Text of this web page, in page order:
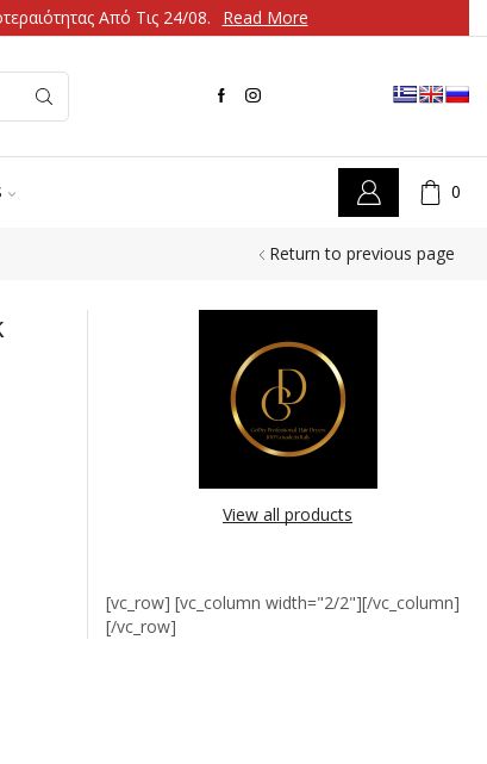
Από Τις 24/08. Read More
0
Return to previous page
View all products
[vc_row] [vc_column width="2/2"][/vc_column]
[/vc_row]